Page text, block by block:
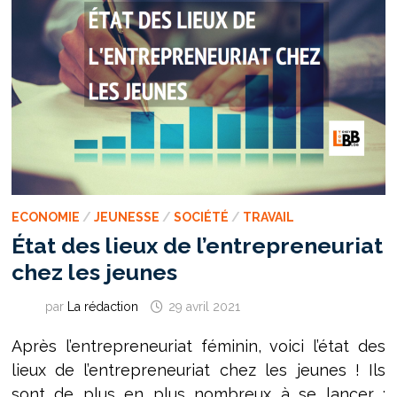
ECONOMIE / JEUNESSE / SOCIÉTÉ / TRAVAIL
État des lieux de l’entrepreneuriat
chez les jeunes
par La rédaction 29 avril 2021
Après l’entrepreneuriat féminin, voici l’état des
lieux de l’entrepreneuriat chez les jeunes ! Ils